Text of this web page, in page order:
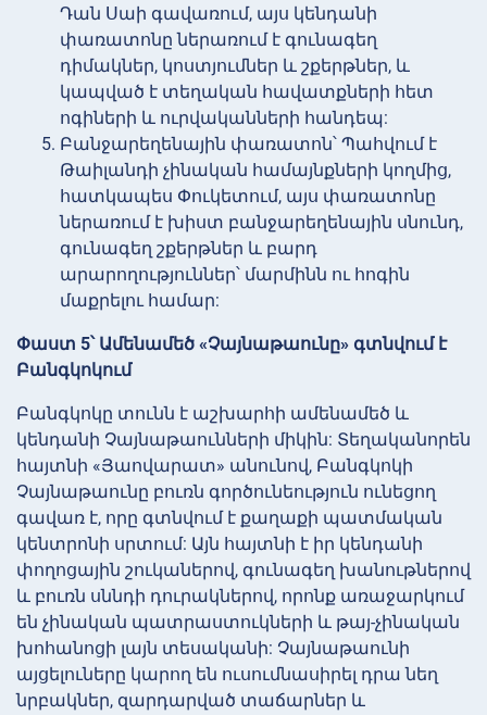
Դան Սաի գավառում, այս կենդանի
փառատոնը ներառում է գունագեղ
դիմակներ, կոստյումներ և շքերթներ, և
կապված է տեղական հավատքների հետ
ոգիների և ուրվականների հանդեպ:
Բանջարեղենային փառատոն՝ Պահվում է
Թաիլանդի չինական համայնքների կողմից,
հատկապես Փուկետում, այս փառատոնը
ներառում է խիստ բանջարեղենային սնունդ,
գունագեղ շքերթներ և բարդ
արարողություններ՝ մարմինն ու հոգին
մաքրելու համար:
Փաստ 5՝ Ամենամեծ «Չայնաթաունը» գտնվում է
Բանգկոկում
Բանգկոկը տունն է աշխարհի ամենամեծ և
կենդանի Չայնաթաունների միկին: Տեղականորեն
հայտնի «Յաովարատ» անունով, Բանգկոկի
Չայնաթաունը բուռն գործունեություն ունեցող
գավառ է, որը գտնվում է քաղաքի պատմական
կենտրոնի սրտում: Այն հայտնի է իր կենդանի
փողոցային շուկաներով, գունագեղ խանութներով
և բուռն սննդի դուրակներով, որոնք առաջարկում
են չինական պատրաստուկների և թայ-չինական
խոհանոցի լայն տեսականի: Չայնաթաունի
այցելուները կարող են ուսումնասիրել դրա նեղ
նրբակներ, զարդարված տաճարներ և